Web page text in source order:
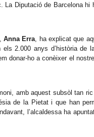
Diputació de Barcelona
Anna Erra, ha explicat que
2.000 anys d’història de
donar-ho a conèixer el
amb aquest subsòl tan
de la Pietat i que han
l’alcaldessa ha